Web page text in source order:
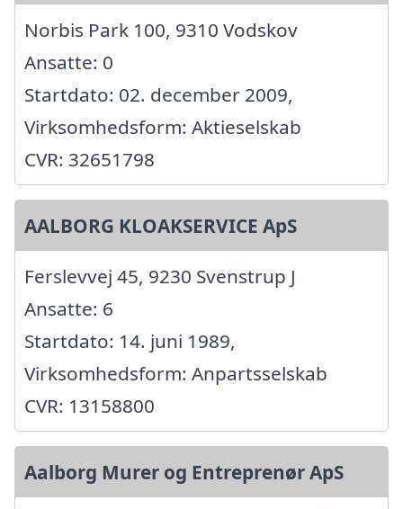
Norbis Park 100, 9310 Vodskov
Ansatte: 0
Startdato: 02. december 2009,
Virksomhedsform: Aktieselskab
CVR: 32651798
AALBORG KLOAKSERVICE ApS
Ferslevvej 45, 9230 Svenstrup J
Ansatte: 6
Startdato: 14. juni 1989,
Virksomhedsform: Anpartsselskab
CVR: 13158800
Aalborg Murer og Entreprenør ApS